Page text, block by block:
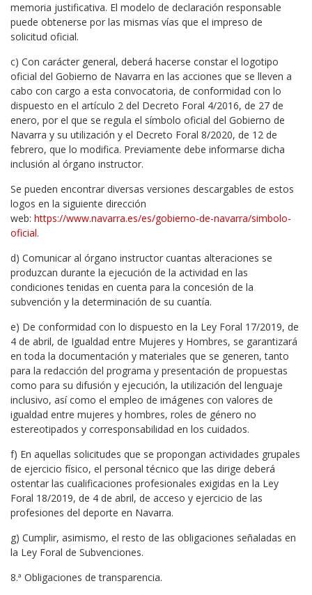
memoria justificativa. El modelo de declaración responsable
puede obtenerse por las mismas vías que el impreso de
solicitud oficial.
c) Con carácter general, deberá hacerse constar el logotipo
oficial del Gobierno de Navarra en las acciones que se lleven a
cabo con cargo a esta convocatoria, de conformidad con lo
dispuesto en el artículo 2 del Decreto Foral 4/2016, de 27 de
enero, por el que se regula el símbolo oficial del Gobierno de
Navarra y su utilización y el Decreto Foral 8/2020, de 12 de
febrero, que lo modifica. Previamente debe informarse dicha
inclusión al órgano instructor.
Se pueden encontrar diversas versiones descargables de estos
logos en la siguiente dirección
web: https://www.navarra.es/es/gobierno-de-navarra/simbolo-
oficial.
d) Comunicar al órgano instructor cuantas alteraciones se
produzcan durante la ejecución de la actividad en las
condiciones tenidas en cuenta para la concesión de la
subvención y la determinación de su cuantía.
e) De conformidad con lo dispuesto en la Ley Foral 17/2019, de
4 de abril, de Igualdad entre Mujeres y Hombres, se garantizará
en toda la documentación y materiales que se generen, tanto
para la redacción del programa y presentación de propuestas
como para su difusión y ejecución, la utilización del lenguaje
inclusivo, así como el empleo de imágenes con valores de
igualdad entre mujeres y hombres, roles de género no
estereotipados y corresponsabilidad en los cuidados.
f) En aquellas solicitudes que se propongan actividades grupales
de ejercicio físico, el personal técnico que las dirige deberá
ostentar las cualificaciones profesionales exigidas en la Ley
Foral 18/2019, de 4 de abril, de acceso y ejercicio de las
profesiones del deporte en Navarra.
g) Cumplir, asimismo, el resto de las obligaciones señaladas en
la Ley Foral de Subvenciones.
8.ª Obligaciones de transparencia.